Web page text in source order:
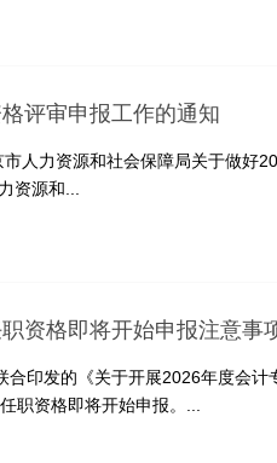
评审申报工作的通知
人力资源和社会保障局关于做好
资源和...
资格即将开始申报注意事
印发的《关于开展2026年度会计
职资格即将开始申报。...